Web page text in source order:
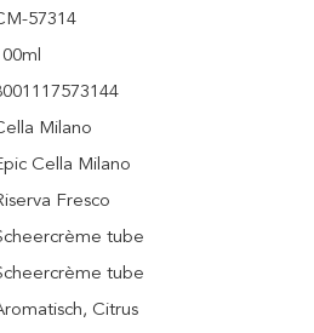
57314
Milano
Cella Milano
Fresco
tube
tube
, Citrus